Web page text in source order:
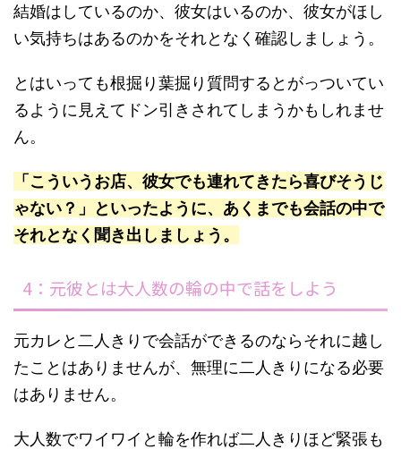
結婚はしているのか、彼女はいるのか、彼女がほし
い気持ちはあるのかをそれとなく確認しましょう。
とはいっても根掘り葉掘り質問するとがっついてい
るように見えてドン引きされてしまうかもしれませ
ん。
「こういうお店、彼女でも連れてきたら喜びそうじ
ゃない？」といったように、あくまでも会話の中で
それとなく聞き出しましょう。
4：元彼とは大人数の輪の中で話をしよう
元カレと二人きりで会話ができるのならそれに越し
たことはありませんが、無理に二人きりになる必要
はありません。
大人数でワイワイと輪を作れば二人きりほど緊張も